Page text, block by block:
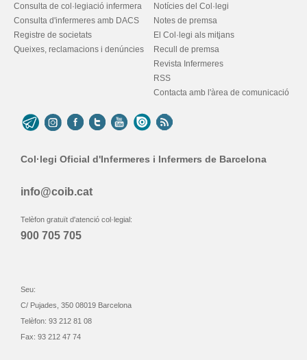
Consulta de col·legiació infermera
Consulta d'infermeres amb DACS
Registre de societats
Queixes, reclamacions i denúncies
Notícies del Col·legi
Notes de premsa
El Col·legi als mitjans
Recull de premsa
Revista Infermeres
RSS
Contacta amb l'àrea de comunicació
Col·legi Oficial d'Infermeres i Infermers de Barcelona
info@coib.cat
Telèfon gratuït d'atenció col·legial:
900 705 705
Seu:
C/ Pujades, 350 08019 Barcelona
Telèfon: 93 212 81 08
Fax: 93 212 47 74